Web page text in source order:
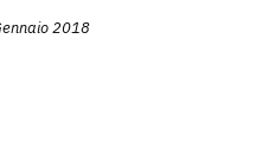
2018